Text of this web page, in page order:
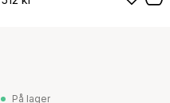
På lager